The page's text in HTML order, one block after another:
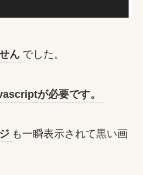
ん でした。
が必要です。
も一瞬表示されて黒い画